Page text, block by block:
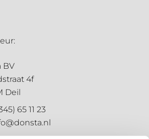
BV
4f
Deil
65 11 23